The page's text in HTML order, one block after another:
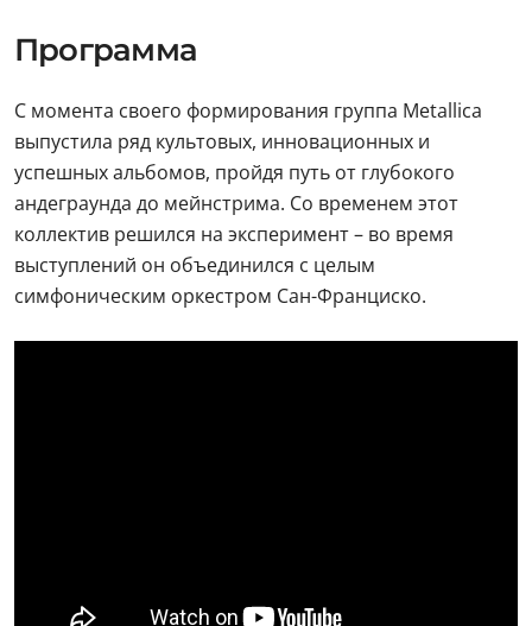
Программа
С момента своего формирования группа Metallica
выпустила ряд культовых, инновационных и
успешных альбомов, пройдя путь от глубокого
андеграунда до мейнстрима. Со временем этот
коллектив решился на эксперимент – во время
выступлений он объединился с целым
симфоническим оркестром Сан-Франциско.